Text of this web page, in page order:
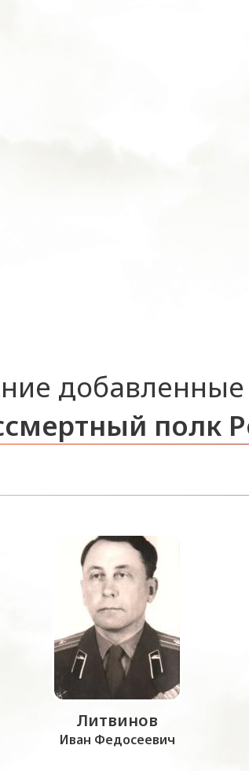
полк
Литвинов
Иван Федосеевич